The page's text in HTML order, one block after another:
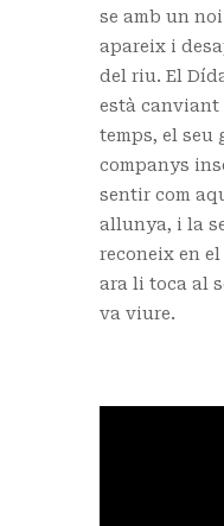
se amb un
apareix i
del riu. El
està canviant
temps, el seu
companys
sentir com
allunya, i la
reconeix en
ara li toca al
va viure.